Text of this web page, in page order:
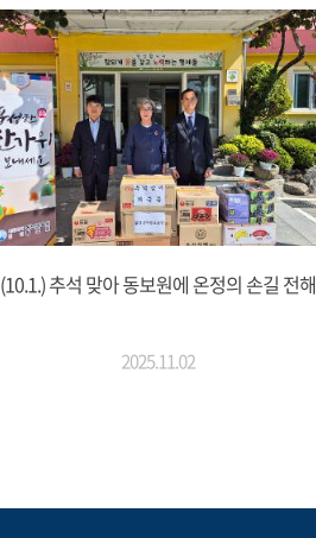
(10.1.) 추석 맞아 동보원에 온정의 손길 전해
2025.11.02